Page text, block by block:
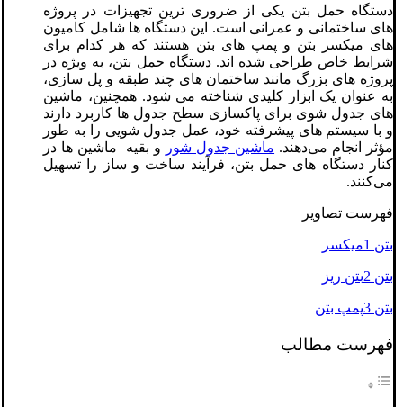
دستگاه حمل بتن یکی از ضروری ‌ترین تجهیزات در پروژه‌
های ساختمانی و عمرانی است. این دستگاه ‌ها شامل کامیون‌
های میکسر بتن و پمپ‌ های بتن هستند که هر کدام برای
شرایط خاص طراحی شده ‌اند. دستگاه حمل بتن، به ویژه در
پروژه ‌های بزرگ مانند ساختمان‌ های چند طبقه و پل ‌سازی،
به عنوان یک ابزار کلیدی شناخته می‌ شود. همچنین، ماشین‌
های جدول شوی برای پاکسازی سطح جدول ‌ها کاربرد دارند
و با سیستم‌ های پیشرفته خود، عمل جدول ‌شویی را به طور
مؤثر انجام می‌دهند. ماشین جدول شور
و بقیه ماشین ‌ها در
کنار دستگاه‌ های حمل بتن، فرآیند ساخت ‌و ساز را تسهیل
می‌کنند.
فهرست تصاویر
بتن 1میکسر
بتن 2بتن ریز
بتن 3پمپ بتن
فهرست مطالب